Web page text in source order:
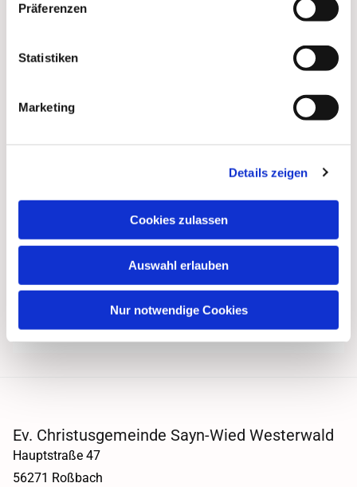
Präferenzen
Statistiken
Marketing
Details zeigen
Cookies zulassen
Auswahl erlauben
Nur notwendige Cookies
Ev. Christusgemeinde Sayn-Wied Westerwald
Hauptstraße 47
56271 Roßbach